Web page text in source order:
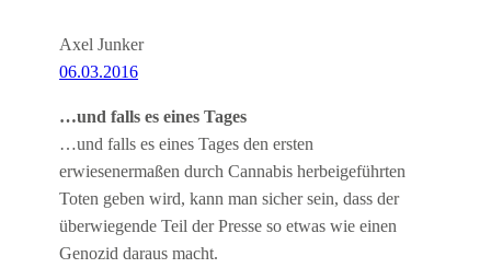
Axel Junker
06.03.2016
…und falls es eines Tages
…und falls es eines Tages den ersten
erwiesenermaßen durch Cannabis herbeigeführten
Toten geben wird, kann man sicher sein, dass der
überwiegende Teil der Presse so etwas wie einen
Genozid daraus macht.